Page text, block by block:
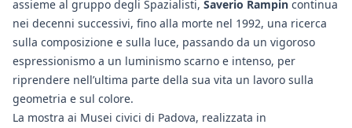
assieme al gruppo degli Spazialisti, Saverio Rampin continua
nei decenni successivi, fino alla morte nel 1992, una ricerca
sulla composizione e sulla luce, passando da un vigoroso
espressionismo a un luminismo scarno e intenso, per
riprendere nell’ultima parte della sua vita un lavoro sulla
geometria e sul colore.
La mostra ai Musei civici di Padova, realizzata in